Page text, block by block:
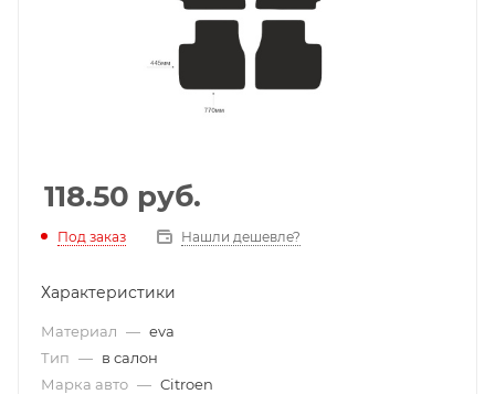
118.50 руб.
Под заказ Нашли дешевле?
Характеристики
Материал — eva
Тип — в салон
Марка авто — Citroen